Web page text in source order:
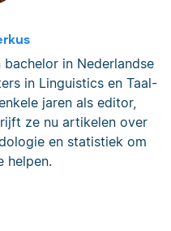
in Nederlandse
in Linguistics en Taal-
jaren als editor,
ze nu artikelen over
en statistiek om
helpen.